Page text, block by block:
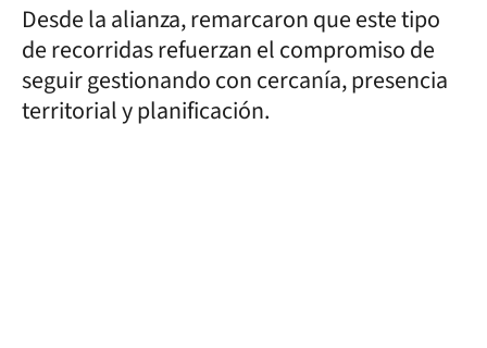
Desde la alianza, remarcaron que este tipo
de recorridas refuerzan el compromiso de
seguir gestionando con cercanía, presencia
territorial y planificación.